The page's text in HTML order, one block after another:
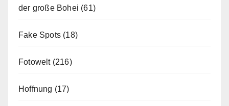
der große Bohei (61)
Fake Spots (18)
Fotowelt(216)
Hoffnung (17)